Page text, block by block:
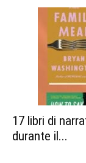
17 libri di
durante il...